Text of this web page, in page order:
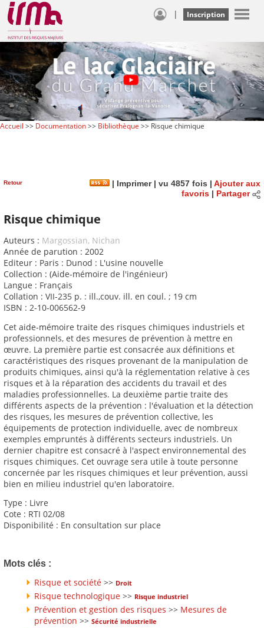
| Inscription
Accueil >> Documentation>> Bibliothèque >> Risque chimique
Retour | Imprimer| vu 4857 fois | Ajouter aux
favoris| Partager
Risque chimique
Auteurs : Margossian, Nichan
Année de parution : 2002
Editeur : Paris : Dunod : L'usine nouvelle
Collection : (Aide-mémoire de l'ingénieur)
Langue : Français
Collation : VII-235 p. : ill.,couv. ill. en coul. ; 19 cm
ISBN : 2-10-006562-9
Cet aide-mémoire traite des risques chimiques industriels et
professionnels, et des mesures de prévention à mettre en
œuvre. La première partie est consacrée aux définitions et
caractéristiques des risques provenant de la manipulation de
produits chimiques, ainsi qu'à la réglementation relative à ces
risques et à la réparation des accidents du travail et des
maladies professionnelles. La deuxième partie traite des
différents aspects de la prévention : l'évaluation et la détection
des risques, les mesures de prévention collective, les
équipements de protection individuelle, avec de nombreux
exemples empruntés à différents secteurs industriels. Un
dernier chapitre est consacré à l'aspect environnemental des
risques chimiques. Cet ouvrage sera utile à toute personne
concernée par les risques chimiques et leur prévention, aussi
bien en milieu industriel qu'en laboratoire.
Type : Livre
Cote : RTI 02/08
Disponibilité : En consultation sur place
Mots clés :
Risque et société >> Droit
Risque technologique >> Risque industriel
Prévention et gestion des risques >> Mesures de
prévention >> Sécurité industrielle